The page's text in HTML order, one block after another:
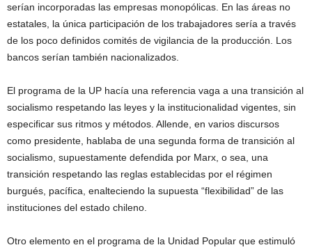
serían incorporadas las empresas monopólicas. En las áreas no
estatales, la única participación de los trabajadores sería a través
de los poco definidos comités de vigilancia de la producción. Los
bancos serían también nacionalizados.
El programa de la UP hacía una referencia vaga a una transición al
socialismo respetando las leyes y la institucionalidad vigentes, sin
especificar sus ritmos y métodos. Allende, en varios discursos
como presidente, hablaba de una segunda forma de transición al
socialismo, supuestamente defendida por Marx, o sea, una
transición respetando las reglas establecidas por el régimen
burgués, pacífica, enalteciendo la supuesta “flexibilidad” de las
instituciones del estado chileno.
Otro elemento en el programa de la Unidad Popular que estimuló